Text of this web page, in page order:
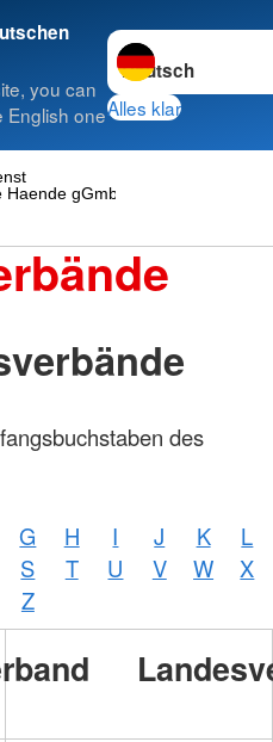
you can
English one
Sprache wechseln
Alles klar
gGmbH
des
G H I J K
L
S T U V W
X
Z